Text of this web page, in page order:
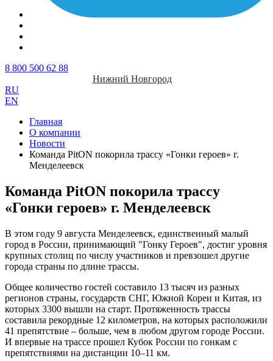
8 800 500 62 88
Нижний Новгород
RU
EN
Главная
О компании
Новости
Команда PitON покорила трассу «Гонки героев» г.
Менделеевск
Команда PitON покорила трассу
«Гонки героев» г. Менделеевск
В этом году 9 августа Менделеевск, единственный малый
город в России, принимающий "Гонку Героев", достиг уровня
крупных столиц по числу участников и превзошел другие
города страны по длине трассы.
Общее количество гостей составило 13 тысяч из разных
регионов страны, государств СНГ, Южной Кореи и Китая, из
которых 3300 вышли на старт. Протяженность трассы
составила рекордные 12 километров, на которых расположили
41 препятствие – больше, чем в любом другом городе России.
И впервые на трассе прошел Кубок России по гонкам с
препятствиями на дистанции 10–11 км.